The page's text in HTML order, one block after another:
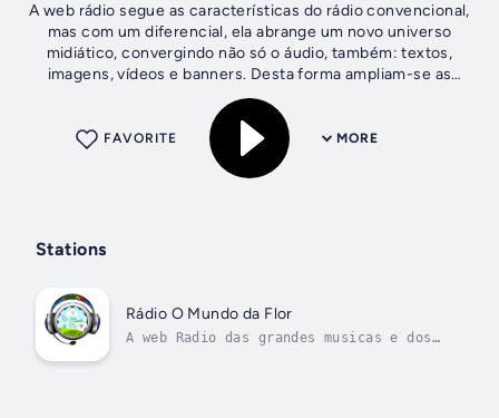
A web rádio segue as características do rádio convencional,
mas com um diferencial, ela abrange um novo universo
midiático, convergindo não só o áudio, também: textos,
imagens, vídeos e banners. Desta forma ampliam-se as
possibilidades de alcance da...
MORE
FAVORITE
Stations
Rádio O Mundo da Flor
A web Radio das grandes musicas e dos